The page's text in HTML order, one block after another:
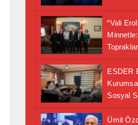
“Vali Erol
ESDER
Sosyal
Birliği
Ümit